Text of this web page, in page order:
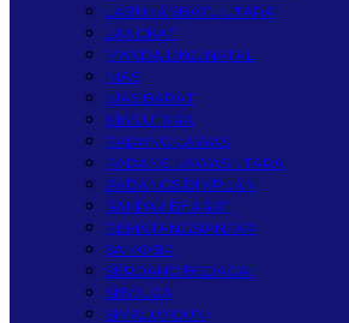
LABUHANBATU UTARA
LANGKAT
MANDAILING NATAL
NIAS
NIAS BARAT
NIAS UTARA
PADANG LAWAS
PADANG LAWAS UTARA
PADANGSIDIMPUAN
PAKPAK BHARAT
PEMATANGSIANTAR
SAMOSIR
SERDANG BEDAGAI
SIBOLGA
SIMALUNGUN